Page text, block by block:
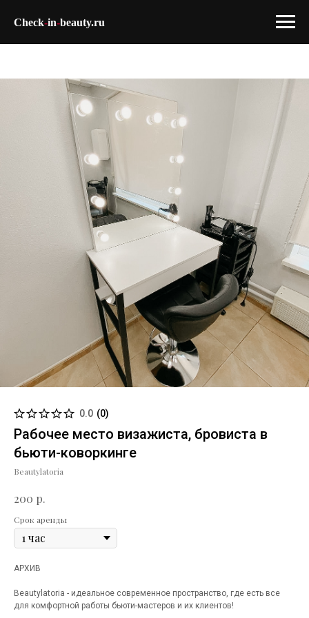
Check-in-beauty.ru
0.0 (0)
Рабочее место визажиста, бровиста в
бьюти-коворкинге
Beautylatoria
200 р.
Срок аренды
АРХИВ
Beautylatoria - идеальное современное пространство, где есть все
для комфортной работы бьюти-мастеров и их клиентов!